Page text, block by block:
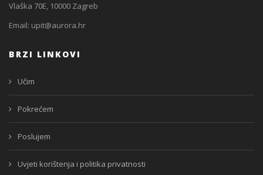
Vlaška 70E, 10000 Zagreb
Email: upit@aurora.hr
BRZI LINKOVI
Učim
Pokrećem
Poslujem
Uvjeti korištenja i politika privatnosti